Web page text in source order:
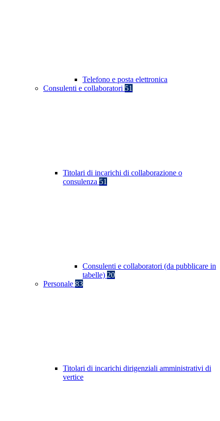
Telefono e posta elettronica
Consulenti e collaboratori 51
Titolari di incarichi di collaborazione o
consulenza 51
Consulenti e collaboratori (da pubblicare in
tabelle) 20
Personale 83
Titolari di incarichi dirigenziali amministrativi di
vertice